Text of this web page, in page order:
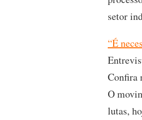
setor
“É
Confira
O
lutas,